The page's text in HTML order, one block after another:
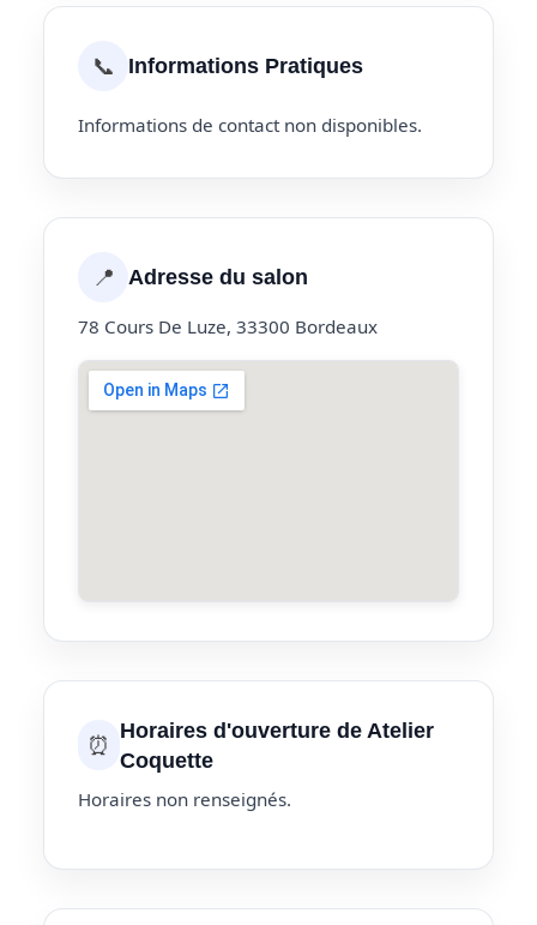
📞 Informations Pratiques
Informations de contact non disponibles.
📍 Adresse du salon
78 Cours De Luze, 33300 Bordeaux
⏰ Horaires d'ouverture de Atelier
Coquette
Horaires non renseignés.